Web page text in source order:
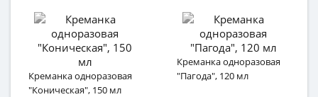
Креманка одноразовая
"Коническая", 150 мл
Креманка одноразовая
"Пагода", 120 мл